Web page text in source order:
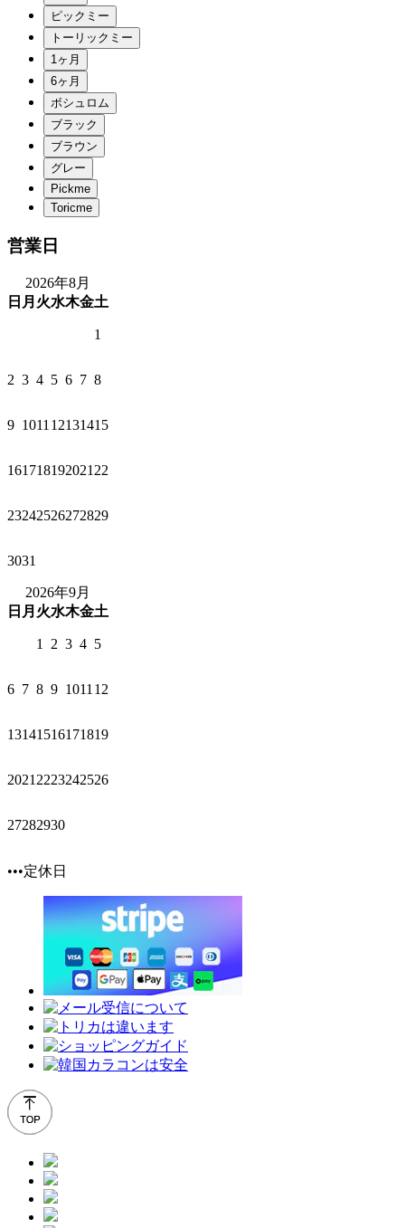
営業日
2026年8月
日 月 火水木金土
1
2 3 4 5 6 7 8
9 1011 12131415
161718192021 22
23242526272829
3031
2026年9月
日 月 火水木金土
1 2 3 4 5
6 7 8 9 1011 12
13141516171819
2021 2223242526
27282930
•••定休日